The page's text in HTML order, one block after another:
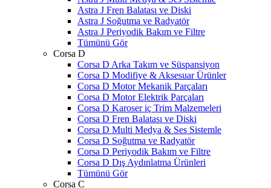
Astra J Fren Balatası ve Diski
Astra J Soğutma ve Radyatör
Astra J Periyodik Bakım ve Filtre
Tümünü Gör
Corsa D
Corsa D Arka Takım ve Süspansiyon
Corsa D Modifiye & Aksesuar Ürünler
Corsa D Motor Mekanik Parçaları
Corsa D Motor Elektrik Parçaları
Corsa D Karoser iç Trim Malzemeleri
Corsa D Fren Balatası ve Diski
Corsa D Multi Medya & Ses Sistemle
Corsa D Soğutma ve Radyatör
Corsa D Periyodik Bakım ve Filtre
Corsa D Dış Aydınlatma Ürünleri
Tümünü Gör
Corsa C